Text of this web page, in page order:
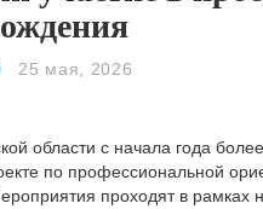
25 мая, 2026
области с начала года
по профессиональной
проходят в рамках